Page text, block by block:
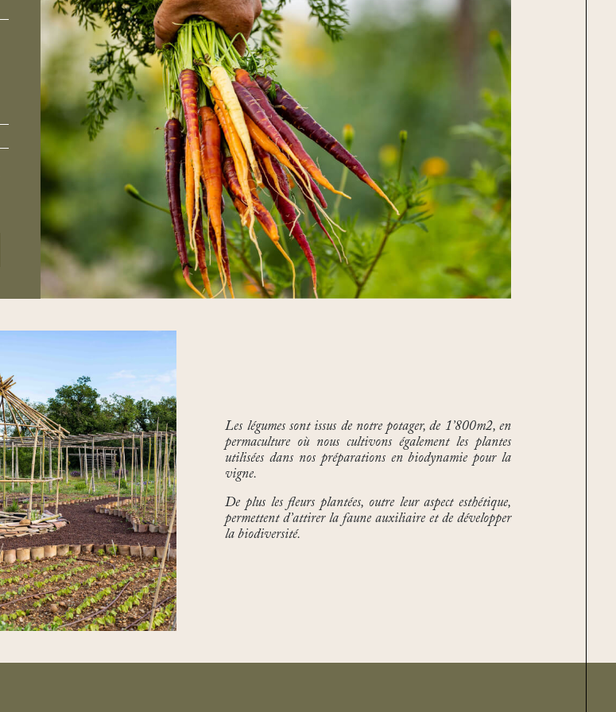
Les légumes sont issus de notre potager, de 1’800m2, en
permaculture où nous cultivons également les plantes
utilisées dans nos préparations en biodynamie pour la
vigne.
De plus les fleurs plantées, outre leur aspect esthétique,
permettent d’attirer la faune auxiliaire et de développer
la biodiversité.